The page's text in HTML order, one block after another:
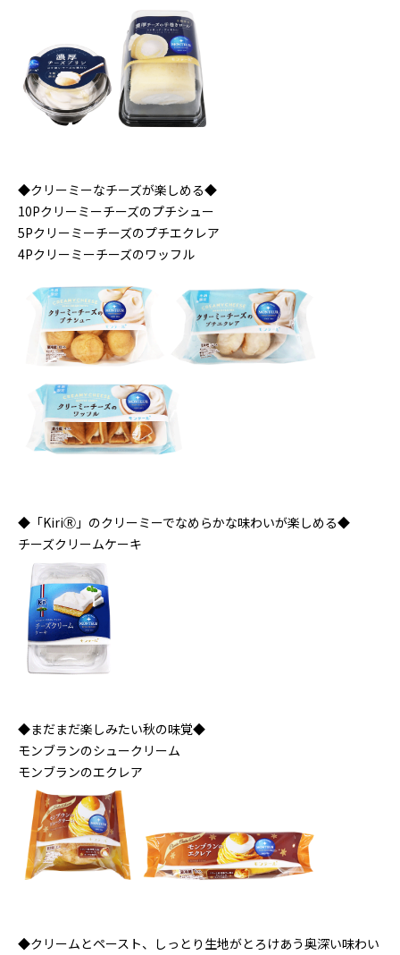
◆クリーミーなチーズが楽しめる◆
10Pクリーミーチーズのプチシュー
5Pクリーミーチーズのプチエクレア
4Pクリーミーチーズのワッフル
◆「KiriⓇ」のクリーミーでなめらかな味わいが楽しめる◆
チーズクリームケーキ
◆まだまだ楽しみたい秋の味覚◆
モンブランのシュークリーム
モンブランのエクレア
◆クリームとペースト、しっとり生地がとろけあう奥深い味わい